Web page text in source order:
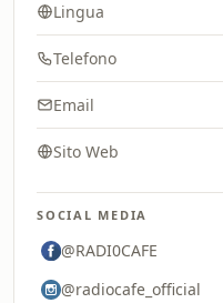
Lingua
Telefono
Email
Sito Web
SOCIAL MEDIA
@RADI0CAFE
@radiocafe_official